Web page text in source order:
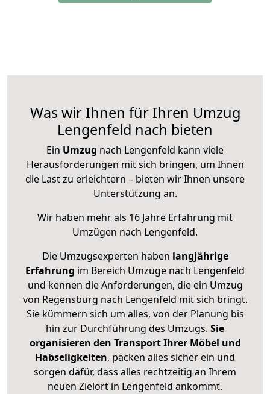
Was wir Ihnen für Ihren Umzug
Lengenfeld nach bieten
Ein Umzug nach Lengenfeld kann viele
Herausforderungen mit sich bringen, um Ihnen
die Last zu erleichtern – bieten wir Ihnen unsere
Unterstützung an.
Wir haben mehr als 16 Jahre Erfahrung mit
Umzügen nach Lengenfeld.
Die Umzugsexperten haben langjährige
Erfahrung im Bereich Umzüge nach Lengenfeld
und kennen die Anforderungen, die ein Umzug
von Regensburg nach Lengenfeld mit sich bringt.
Sie kümmern sich um alles, von der Planung bis
hin zur Durchführung des Umzugs. Sie
organisieren den Transport Ihrer Möbel und
Habseligkeiten, packen alles sicher ein und
sorgen dafür, dass alles rechtzeitig an Ihrem
neuen Zielort in Lengenfeld ankommt.